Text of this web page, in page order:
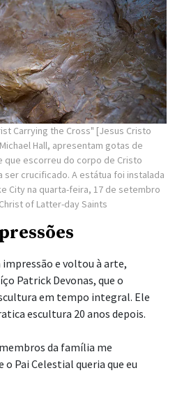
Carrying the Cross" [Jesus Cristo
Hall, apresentam gotas de
que escorreu do corpo de Cristo
ser crucificado. A estátua foi instalada
City na quarta-feira, 17 de setembro
of Latter-day Saints
e voltou à arte,
Patrick Devonas, que o
em tempo integral. Ele
escultura 20 anos depois.
da família me
Pai Celestial queria que eu